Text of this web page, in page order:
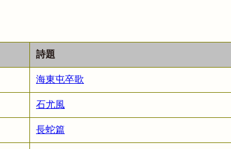
詩題
海東屯卒歌
石尤風
長蛇篇